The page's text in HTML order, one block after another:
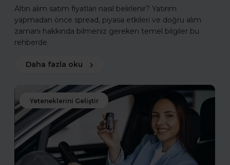
Altın alım satım fiyatları nasıl belirlenir? Yatırım
yapmadan önce spread, piyasa etkileri ve doğru alım
zamanı hakkında bilmeniz gereken temel bilgiler bu
rehberde.
Daha fazla oku
Yeteneklerini Geliştir